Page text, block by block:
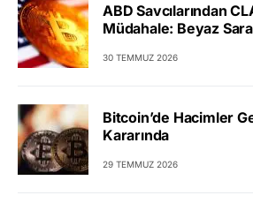
ABD Savcılarından
Müdahale: Beyaz
30 TEMMUZ 2026
Bitcoin’de Hacimler
Kararında
29 TEMMUZ 2026